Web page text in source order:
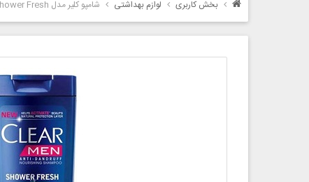
بخش کاربری لوازم بهداشتی شامپو کلیر مدل Shower Fresh حجم 400 میلی لیتر